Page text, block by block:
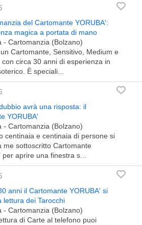
del Cartomante YORUBA':
magica a portata di mano
- Cartomanzia (Bolzano)
Cartomante, Sensitivo, Medium e
con circa 30 anni di esperienza in
È speciali...
avrà una risposta: il
YORUBA'
- Cartomanzia (Bolzano)
centinaia e centinaia di persone si
me sottoscritto Cartomante
per aprire una finestra s...
anni il Cartomante YORUBA' si
lettura dei Tarocchi
- Cartomanzia (Bolzano)
di Carte al telefono puoi